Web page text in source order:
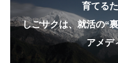
育てるた
しごサクは、就活の“
アメデ